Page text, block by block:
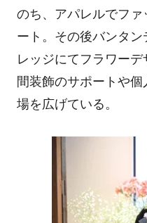
のち、アパレルでフ
ート。その後バンタ
レッジにてフラワー
間装飾のサポートや
場を広げている。